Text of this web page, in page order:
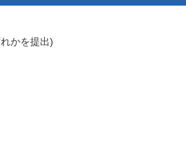
かを提出)